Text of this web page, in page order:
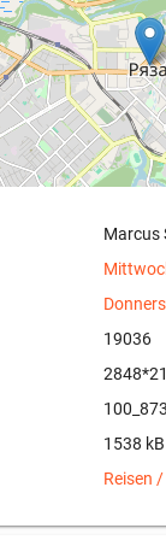
Marcus
19036
1538 kB
Reisen